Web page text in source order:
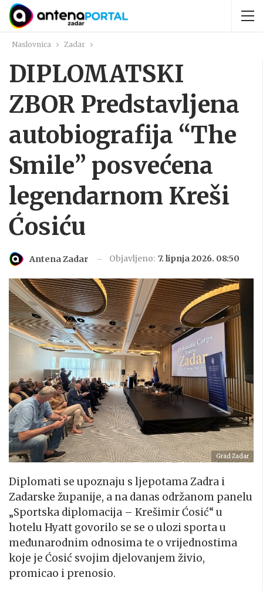
Naslovnica Zadar
DIPLOMATSKI
ZBOR Predstavljena
autobiografija “The
Smile” posvećena
legendarnom Kreši
Ćosiću
Antena Zadar Objavljeno: 7. lipnja 2026. 08:50
Grad Zadar
Diplomati se upoznaju s ljepotama Zadra i
Zadarske županije, a na danas održanom panelu
„Sportska diplomacija – Krešimir Ćosić“ u
hotelu Hyatt govorilo se se o ulozi sporta u
međunarodnim odnosima te o vrijednostima
koje je Ćosić svojim djelovanjem živio,
promicao i prenosio.